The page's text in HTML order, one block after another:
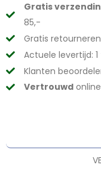
Gratis
85,-
Gratis retourneren
Actuele levertijd:
Klanten
Vertrouwd